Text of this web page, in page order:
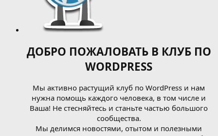
ДОБРО ПОЖАЛОВАТЬ В КЛУБ ПО
WORDPRESS
Мы активно растущий клуб по WordPress и нам
нужна помощь каждого человека, в том числе и
Ваша! Не стесняйтесь и станьте частью большого
сообщества.
Мы делимся новостями, отытом и полезными